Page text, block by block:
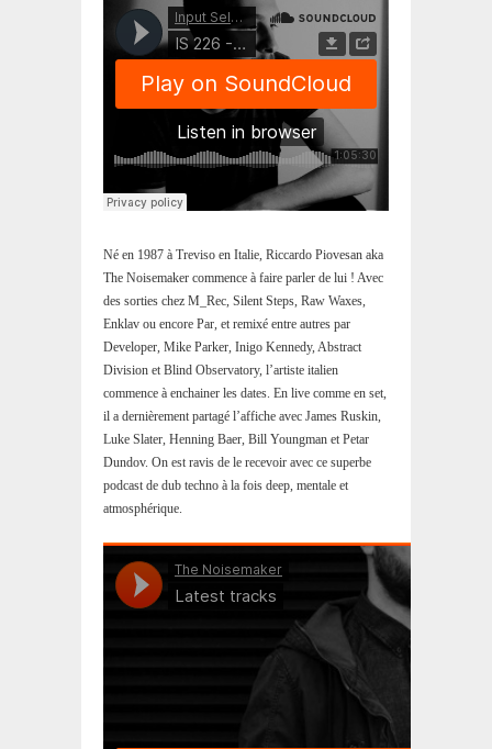
Né en 1987 à Treviso en Italie, Riccardo Piovesan aka
The Noisemaker commence à faire parler de lui ! Avec
des sorties chez M_Rec, Silent Steps, Raw Waxes,
Enklav ou encore Par, et remixé entre autres par
Developer, Mike Parker, Inigo Kennedy, Abstract
Division et Blind Observatory, l’artiste italien
commence à enchainer les dates. En live comme en set,
il a dernièrement partagé l’affiche avec James Ruskin,
Luke Slater, Henning Baer, Bill Youngman et Petar
Dundov. On est ravis de le recevoir avec ce superbe
podcast de dub techno à la fois deep, mentale et
atmosphérique.